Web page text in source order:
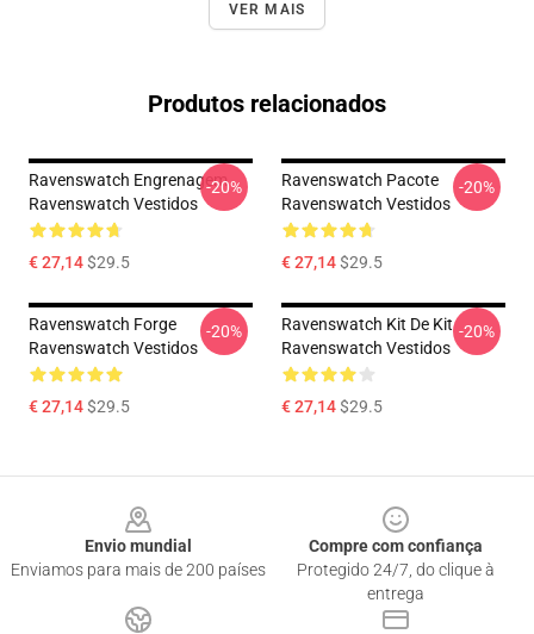
VER MAIS
Produtos relacionados
Ravenswatch Engrenagem
Ravenswatch Vestidos
€ 27,14$29.5
-20%
Ravenswatch Pacote
Ravenswatch Vestidos
€ 27,14$29.5
-20%
Ravenswatch Forge
Ravenswatch Vestidos
€ 27,14$29.5
-20%
Ravenswatch Kit De Kit
Ravenswatch Vestidos
€ 27,14$29.5
-20%
Envio mundial
Enviamos para mais de 200 países
Compre com confiança
Protegido 24/7, do clique à
entrega